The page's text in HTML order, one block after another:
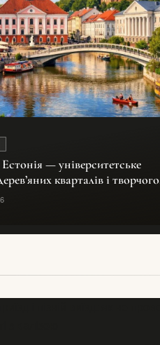
— університетське
кварталів і творчого